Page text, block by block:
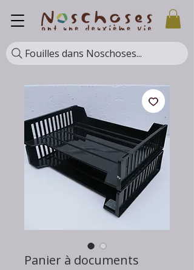
Fouilles dans Noschoses...
Panier à documents